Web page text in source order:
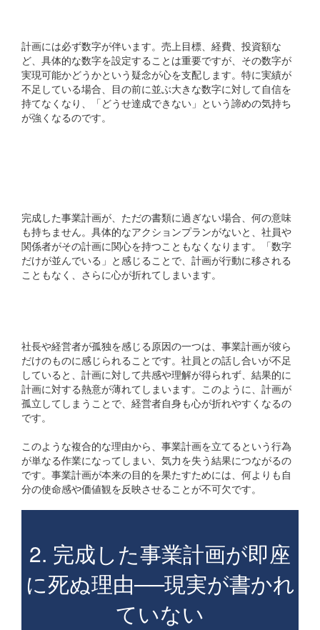
計画には必ず数字が伴います。売上目標、経費、投資額な
ど、具体的な数字を設定することは重要ですが、その数字が
実現可能かどうかという疑念が心を支配します。特に実績が
不足している場合、目の前に並ぶ大きな数字に対して自信を
持てなくなり、「どうせ達成できない」という諦めの気持ち
が強くなるのです。
完成した事業計画が、ただの書類に過ぎない場合、何の意味
も持ちません。具体的なアクションプランがないと、社員や
関係者がその計画に関心を持つこともなくなります。「数字
だけが並んでいる」と感じることで、計画が行動に移される
こともなく、さらに心が折れてしまいます。
社長や経営者が孤独を感じる原因の一つは、事業計画が彼ら
だけのものに感じられることです。社員との話し合いが不足
していると、計画に対して共感や理解が得られず、結果的に
計画に対する熱意が薄れてしまいます。このように、計画が
孤立してしまうことで、経営者自身も心が折れやすくなるの
です。
このような複合的な理由から、事業計画を立てるという行為
が単なる作業になってしまい、気力を失う結果につながるの
です。事業計画が本来の目的を果たすためには、何よりも自
分の使命感や価値観を反映させることが不可欠です。
2. 完成した事業計画が即座
に死ぬ理由──現実が書かれ
ていない